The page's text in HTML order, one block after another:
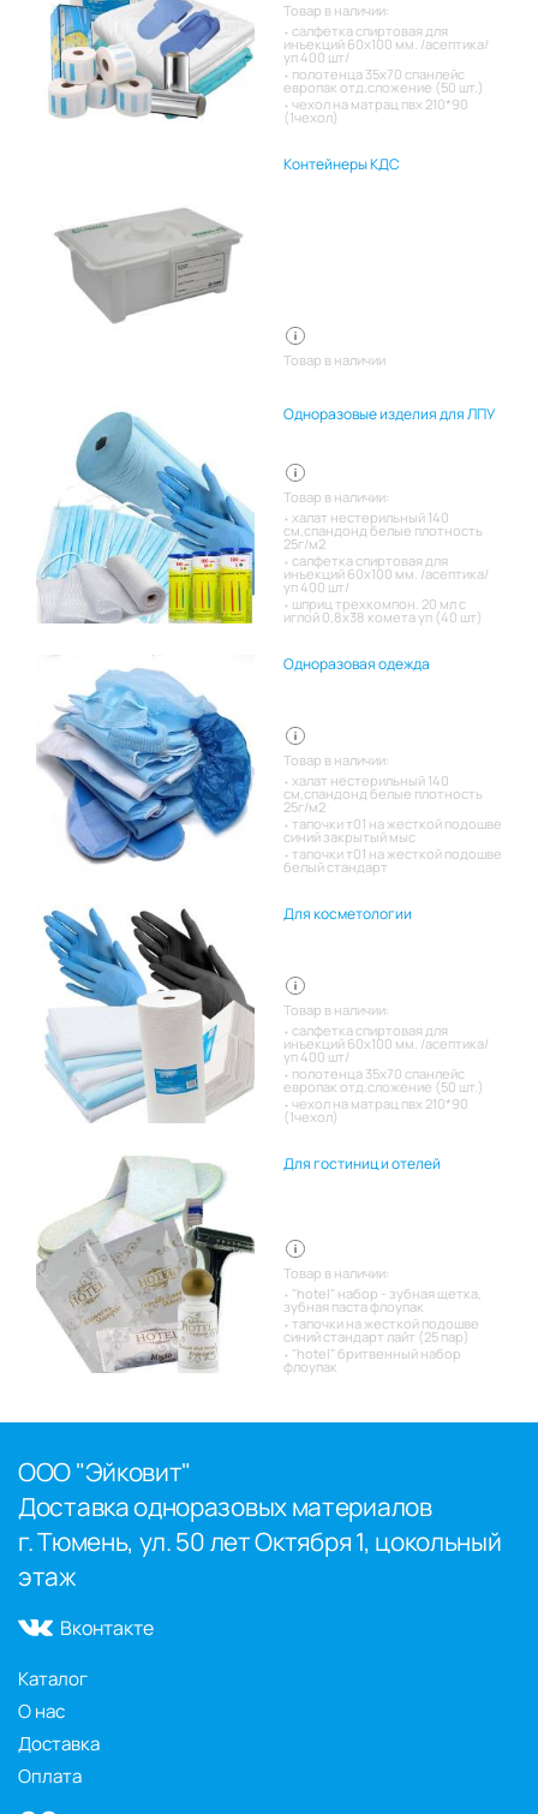
Товар в наличии:
салфетка спиртовая для
инъекций 60х100 мм. /асептика/
уп 400 шт/
полотенца 35х70 спанлейс
европак отд.сложение (50 шт.)
чехол на матрац пвх 210*90
(1чехол)
Контейнеры КДС
Товар в наличии
Одноразовые изделия для ЛПУ
Товар в наличии:
халат нестерильный 140
см,спандонд белые плотность
25г/м2
салфетка спиртовая для
инъекций 60х100 мм. /асептика/
уп 400 шт/
шприц трехкомпон. 20 мл с
иглой 0,8х38 комета уп (40 шт)
Одноразовая одежда
Товар в наличии:
халат нестерильный 140
см,спандонд белые плотность
25г/м2
тапочки т01 на жесткой подошве
синий закрытый мыс
тапочки т01 на жесткой подошве
белый стандарт
Для косметологии
Товар в наличии:
салфетка спиртовая для
инъекций 60х100 мм. /асептика/
уп 400 шт/
полотенца 35х70 спанлейс
европак отд.сложение (50 шт.)
чехол на матрац пвх 210*90
(1чехол)
Для гостиниц и отелей
Товар в наличии:
"hotel" набор - зубная щетка,
зубная паста флоупак
тапочки на жесткой подошве
синий стандарт лайт (25 пар)
"hotel" бритвенный набор
флоупак
ООО "Эйковит"
Доставка одноразовых материалов
г. Тюмень, ул. 50 лет Октября 1, цокольный
этаж
Вконтакте
Каталог
О нас
Доставка
Оплата